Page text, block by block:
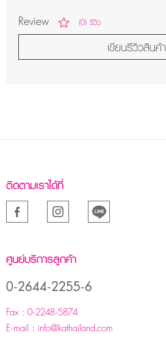
Review (0) รีวิว
เขียนรีวิวสินค้า
ติดตามเราได้ที่
ศูนย์บริการลูกค้า
0-2644-2255-6
Fax : 0-2248-5874
E-mail : info@kathailand.com